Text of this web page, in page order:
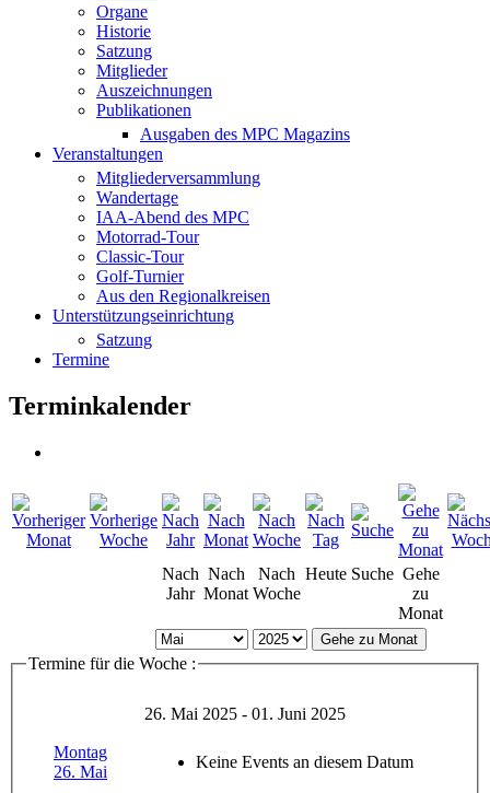
Organe
Historie
Satzung
Mitglieder
Auszeichnungen
Publikationen
Ausgaben des MPC Magazins
Veranstaltungen
Mitgliederversammlung
Wandertage
IAA-Abend des MPC
Motorrad-Tour
Classic-Tour
Golf-Turnier
Aus den Regionalkreisen
Unterstützungseinrichtung
Satzung
Termine
Terminkalender
Nach
Jahr
Nach
Monat
Nach
Woche
Heute Suche Gehe
zu
Monat
Gehe zu Monat
Termine für die Woche :
26. Mai 2025 - 01. Juni 2025
Montag
26. Mai
Keine Events an diesem Datum